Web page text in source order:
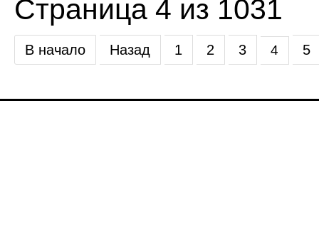
Страница 4 из 1031
В начало Назад 1 2 3 4 5